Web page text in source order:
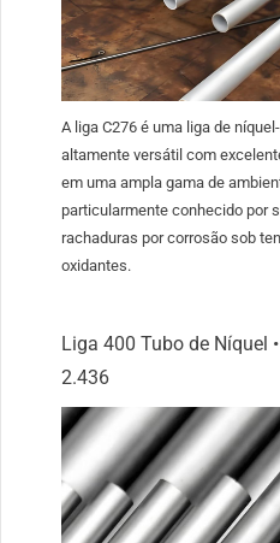
A liga C276 é uma liga de
altamente versátil com
em uma ampla gama de
particularmente conhecido por
rachaduras por corrosão sob
oxidantes.
Liga 400 Tubo de Níquel
2.436